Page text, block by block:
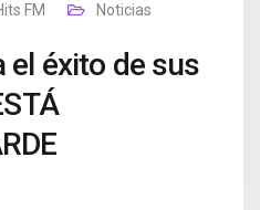
FM Noticias
el éxito de sus